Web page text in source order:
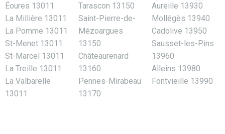
Éoures 13011
La Millière 13011
La Pomme 13011
St-Menet 13011
St-Marcel 13011
La Treille 13011
La Valbarelle
13011
Tarascon 13150
Saint-Pierre-de-
Mézoargues
13150
Châteaurenard
13160
Pennes-Mirabeau
13170
Aureille 13930
Mollégès 13940
Cadolive 13950
Sausset-les-Pins
13960
Alleins 13980
Fontvieille 13990